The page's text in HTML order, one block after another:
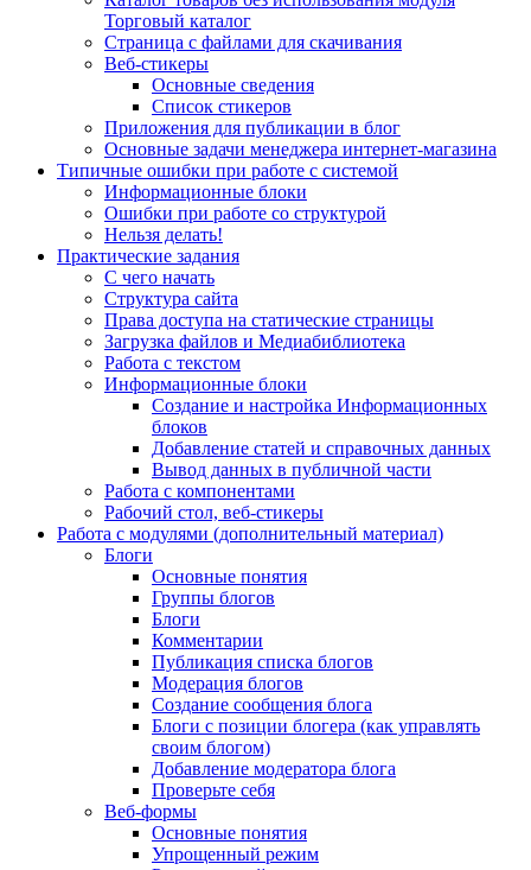
Торговый каталог
Страница с файлами для скачивания
Веб-стикеры
Основные сведения
Список стикеров
Приложения для публикации в блог
Основные задачи менеджера интернет-магазина
Типичные ошибки при работе с системой
Информационные блоки
Ошибки при работе со структурой
Нельзя делать!
Практические задания
С чего начать
Структура сайта
Права доступа на статические страницы
Загрузка файлов и Медиабиблиотека
Работа с текстом
Информационные блоки
Создание и настройка Информационных
блоков
Добавление статей и справочных данных
Вывод данных в публичной части
Работа с компонентами
Рабочий стол, веб-стикеры
Работа с модулями (дополнительный материал)
Блоги
Основные понятия
Группы блогов
Блоги
Комментарии
Публикация списка блогов
Модерация блогов
Создание сообщения блога
Блоги с позиции блогера (как управлять
своим блогом)
Добавление модератора блога
Проверьте себя
Веб-формы
Основные понятия
Упрощенный режим